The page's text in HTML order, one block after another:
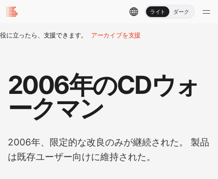
ライト ダーク
役に立ったら、支援できます。 アーカイブを支援
2006年のCDウォ
ークマン
2006年、限定的な改良のみが継続された。 製品
は既存ユーザー向けに維持された。